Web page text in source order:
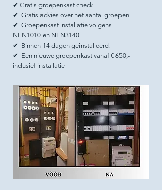
✔ Gratis groepenkast check
✔ Gratis advies over het aantal groepen
✔ Groepenkast installatie volgens
NEN1010 en NEN3140
✔ Binnen 14 dagen geinstalleerd!
✔ Een nieuwe groepenkast vanaf € 650,-
inclusief installatie